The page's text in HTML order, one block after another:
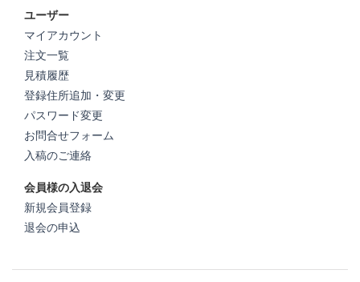
ユーザー
マイアカウント
注文一覧
見積履歴
登録住所追加・変更
パスワード変更
お問合せフォーム
入稿のご連絡
会員様の入退会
新規会員登録
退会の申込